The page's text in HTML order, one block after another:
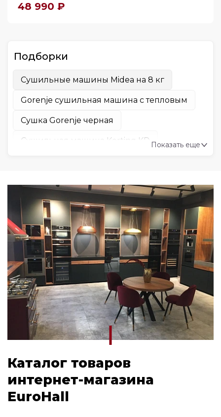
48 990 ₽
Подборки
Сушильные машины Midea на 8 кг
Gorenje сушильная машина с тепловым
Сушка Gorenje черная
Сушильная машина Korting KD
Midea мини сушильная машина
Сушильная машина с тепловым насосом
Midea
Сушильные машины Midea
Показать еще
Каталог товаров
интернет-магазина
EuroHall